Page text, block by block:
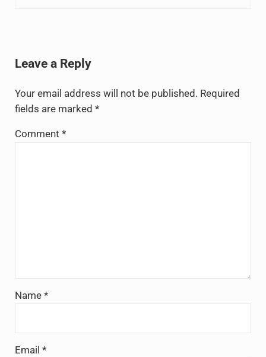
Leave a Reply
Your email address will not be published. Required
fields are marked *
Comment *
Name *
Email *